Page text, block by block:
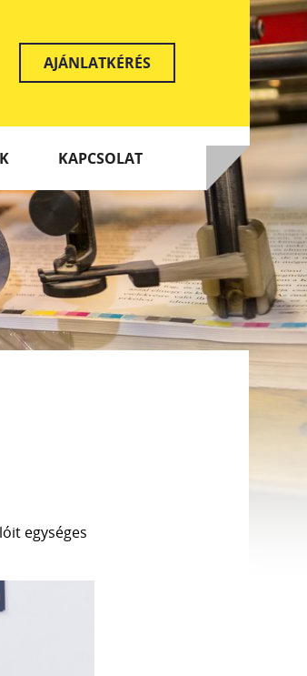
AJÁNLATKÉRÉS
KAPCSOLAT
egységes